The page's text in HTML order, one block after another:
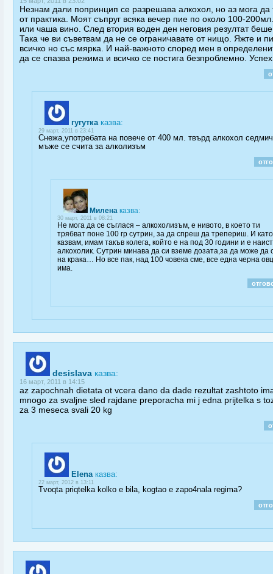
Незнам дали попринцип се разрешава алкохол, но аз мога да
от практика. Моят съпруг всяка вечер пие по около 100-
или чаша вино. След втория воден ден неговия резултат беше
Така че ви съветвам да не се ограничавате от нищо. Яжте и
всичко но със мярка. И най-важното според мен в
да се спазва режима и всичко се постига безпроблемно.
гугутка казва:
29 март, 2011 в 23:41
Снежа,употребата на повече от 400 мл. твърд алкохол
мъже се счита за алколизъм
Милена казва:
30 март, 2011 в 08:21
Не мога да се съглася – алкохолизъм, е нивото, в което ти
трябват поне 100 гр сутрин, за да спреш да трепериш. И като
казвам, имам такъв колега, който е на под 30 години и е
алкохолик. Сутрин минава да си вземе дозата,за да може да
на крака… Но все пак, над 100 човека сме, все една черна
има.
desislava казва:
16 март, 2011 в 14:15
az zapochnah dietata ot vcera dano da dade rezultat zashtoto
mnogo za svaljne sled rajdane preporacha mi j edna prijtelka s
za 3 meseca svali 20 kg
Elena казва:
22 март, 2012 в 13:11
Tvoqta priqtelka kolko e bila, kogtao e zapo4nala regima?